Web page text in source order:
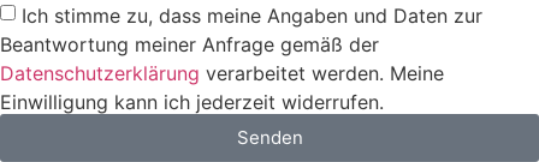
Ich stimme zu, dass meine Angaben und Daten zur
Beantwortung meiner Anfrage gemäß der
Datenschutzerklärung verarbeitet werden. Meine
Einwilligung kann ich jederzeit widerrufen.
Senden